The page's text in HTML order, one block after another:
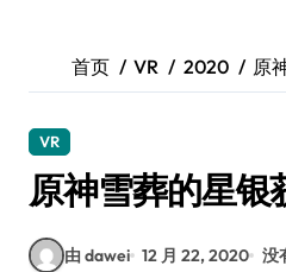
首页 VR 2020 原
VR
原神雪葬的星银
由 dawei 12 月 22, 2020 没